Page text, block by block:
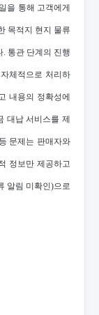
을 통해 고객에게
목적지 현지 물류
통관 단계의 진행
체적으로 처리하
내용의 정확성에
대납 서비스를 제
문제는 판매자와
정보만 제공하고
알림 미확인)으로